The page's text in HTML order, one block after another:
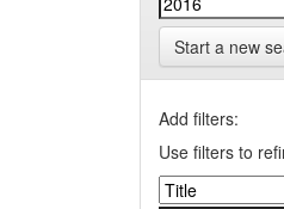
Start a new
Add filters:
Use filters to